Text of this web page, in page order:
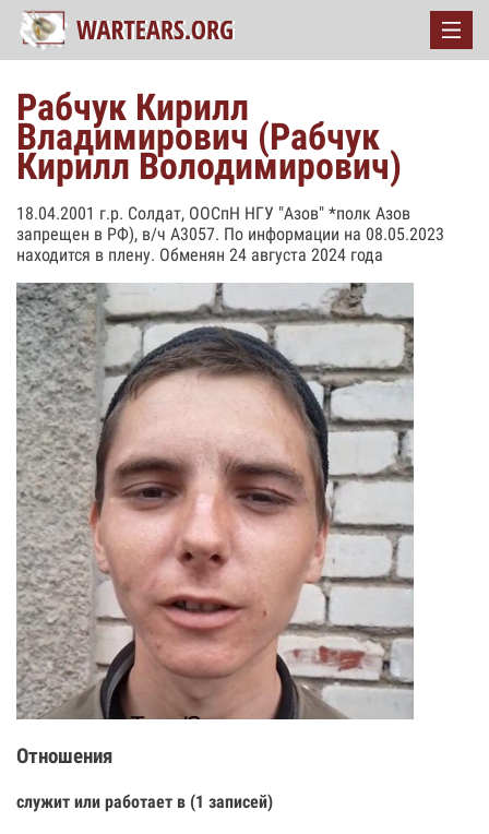
Рабчук Кирилл
Владимирович (Рабчук
Кирилл Володимирович)
18.04.2001 г.р. Солдат, ООСпН НГУ "Азов" *полк Азов
запрещен в РФ), в/ч А3057. По информации на 08.05.2023
находится в плену. Обменян 24 августа 2024 года
Отношения
служит или работает в (1 записей)